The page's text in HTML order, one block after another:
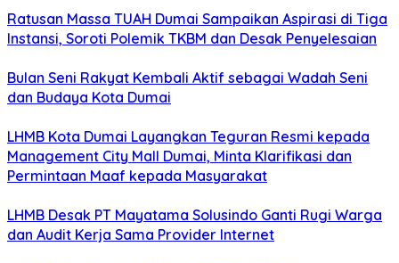
Ratusan Massa TUAH Dumai Sampaikan Aspirasi di Tiga
Instansi, Soroti Polemik TKBM dan Desak Penyelesaian
Bulan Seni Rakyat Kembali Aktif sebagai Wadah Seni
dan Budaya Kota Dumai
LHMB Kota Dumai Layangkan Teguran Resmi kepada
Management City Mall Dumai, Minta Klarifikasi dan
Permintaan Maaf kepada Masyarakat
LHMB Desak PT Mayatama Solusindo Ganti Rugi Warga
dan Audit Kerja Sama Provider Internet